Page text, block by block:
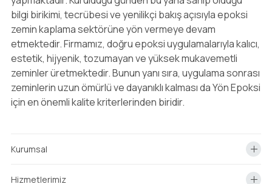
bilgi birikimi, tecrübesi ve yenilikçi bakış açısıyla epoksi
zemin kaplama sektörüne yön vermeye devam
etmektedir. Firmamız, doğru epoksi uygulamalarıyla kalıcı,
estetik, hijyenik, tozumayan ve yüksek mukavemetli
zeminler üretmektedir. Bunun yanı sıra, uygulama sonrası
zeminlerin uzun ömürlü ve dayanıklı kalması da Yön Epoksi
için en önemli kalite kriterlerinden biridir.
Kurumsal
Hizmetlerimiz